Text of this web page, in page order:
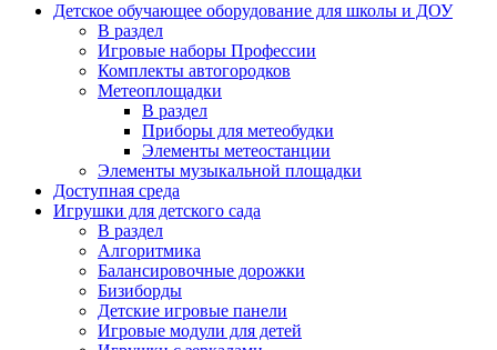
Детское обучающее оборудование для школы и ДОУ
В раздел
Игровые наборы Профессии
Комплекты автогородков
Метеоплощадки
В раздел
Приборы для метеобудки
Элементы метеостанции
Элементы музыкальной площадки
Доступная среда
Игрушки для детского сада
В раздел
Алгоритмика
Балансировочные дорожки
Бизиборды
Детские игровые панели
Игровые модули для детей